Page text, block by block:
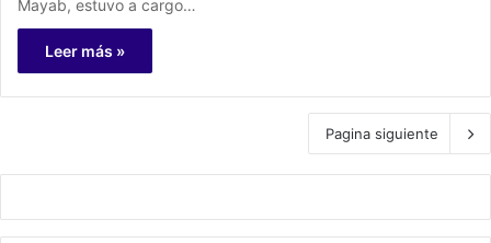
Mayab, estuvo a cargo…
Leer más »
Pagina siguiente